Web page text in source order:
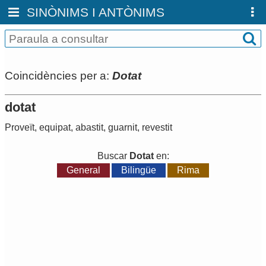
SINÒNIMS I ANTÒNIMS
Coincidències per a: Dotat
dotat
Proveït, equipat, abastit, guarnit, revestit
Buscar Dotaten:
General
Bilingüe Rima